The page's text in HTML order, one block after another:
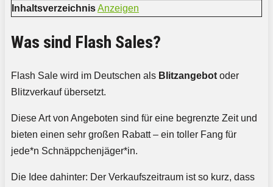
InhaltsverzeichnisAnzeigen
Was sind Flash Sales?
Flash Sale wird im Deutschen als Blitzangebot oder
Blitzverkauf übersetzt.
Diese Art von Angeboten sind für eine begrenzte Zeit und
bieten einen sehr großen Rabatt – ein toller Fang für
jede*n Schnäppchenjäger*in.
Die Idee dahinter: Der Verkaufszeitraum ist so kurz, dass